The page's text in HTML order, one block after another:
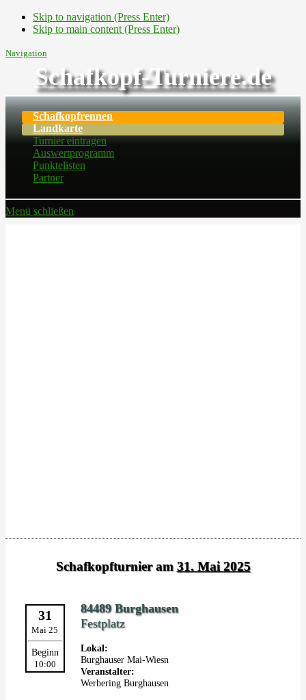
Skip to navigation (Press Enter)
Skip to main content (Press Enter)
Navigation
Schafkopf-Turniere.de
Schafkopfrennen
Landkarte
Turnier eintragen
Auswertprogramm
Punktelisten
Partner
Menü schließen
Schafkopfturnier am 31. Mai 2025
31
Mai 25
Beginn
10:00
84489 Burghausen
Festplatz
Lokal:
Burghauser Mai-Wiesn
Veranstalter:
Werbering Burghausen